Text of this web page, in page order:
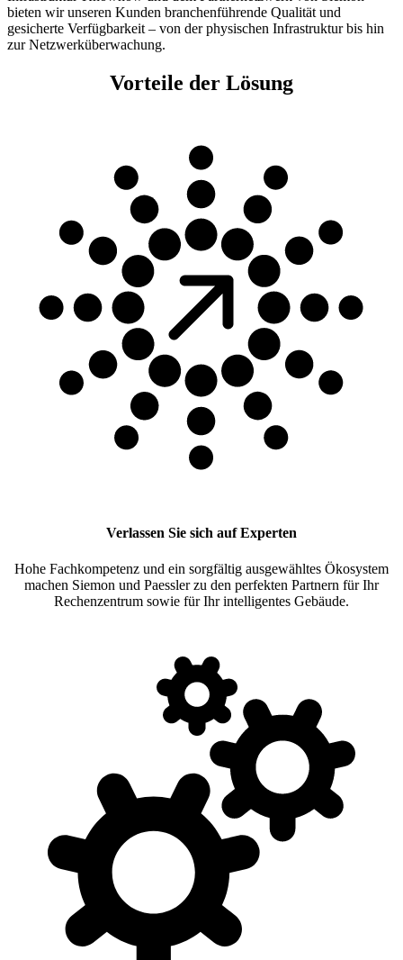
bieten wir unseren Kunden branchenführende Qualität und
gesicherte Verfügbarkeit – von der physischen Infrastruktur bis hin
zur Netzwerküberwachung.
Vorteile der Lösung
Verlassen Sie sich auf Experten
Hohe Fachkompetenz und ein sorgfältig ausgewähltes Ökosystem
machen Siemon und Paessler zu den perfekten Partnern für Ihr
Rechenzentrum sowie für Ihr intelligentes Gebäude.